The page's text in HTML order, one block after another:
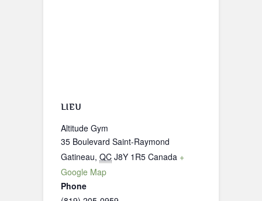
LIEU
Altitude Gym
35 Boulevard Saint-Raymond
Gatineau, QC J8Y 1R5 Canada +
Google Map
Phone